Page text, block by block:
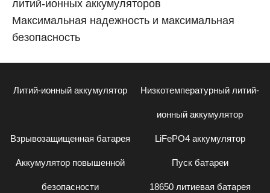
литий-ионных аккумуляторов
Максимальная надежность и максимальная
безопасность
Литий-ионный аккумулятор Низкотемпературный литий-
ионный аккумулятор
Взрывозащищенная батарея LiFePO4 аккумулятор
Аккумулятор повышенной
безопасности
Пуск батареи
18650 литиевая батарея